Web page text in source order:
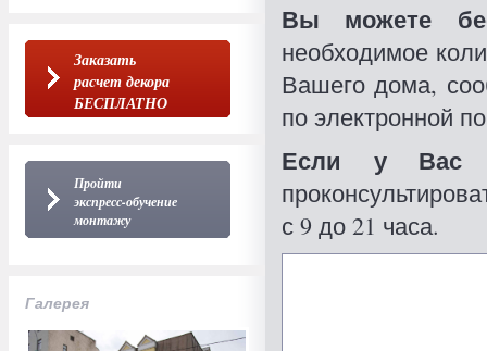
Заказать
расчет декора
БЕСПЛАТНО
Пройти
экспресс-обучение
монтажу
Галерея
Вы можете
необходимое
Вашего дома,
по электронной
Если у Вас
с 9 до 21 часа.